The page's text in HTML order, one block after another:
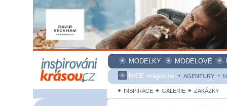
MODELKY MODELOVÉ
NICE magazine
AGENTURY
INSPIRACE GALERIE ZAKÁZKY